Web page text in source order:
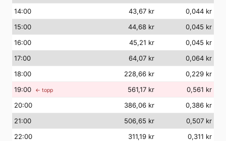
14:00 43,67 kr
0,044 kr
15:00 44,68 kr
0,045 kr
16:00 45,21 kr
0,045 kr
17:00 64,07 kr
0,064 kr
18:00 228,66 kr
0,229 kr
19:00 ← topp 561,17 kr
0,561 kr
20:00 386,06 kr
0,386 kr
21:00 506,65 kr
0,507 kr
22:00 311,19 kr
0,311 kr